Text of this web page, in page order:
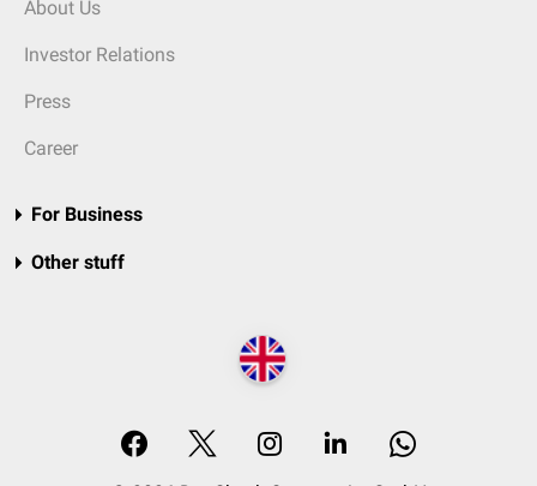
About Us
Investor Relations
Press
Career
For Business
Other stuff